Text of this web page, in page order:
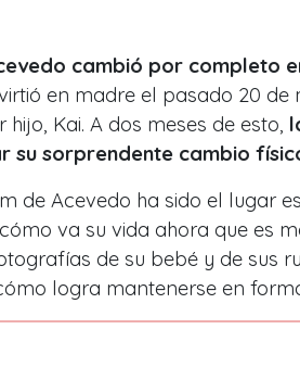
cambió por completo
en madre el pasado 20 de
Kai. A dos meses de esto,
su sorprendente cambio
de Acevedo ha sido el lugar
va su vida ahora que es
de su bebé y de sus
logra mantenerse en